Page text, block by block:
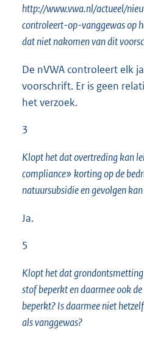
http://www.vwa.nl/actueel/
controleert-op-vanggewas op
dat niet nakomen van dit
De nVWA controleert elk
voorschrift. Er is geen
het verzoek.
3
Klopt het dat overtreding kan
compliance» korting op de
natuursubsidie en gevolgen
Ja.
5
Klopt het dat
stof beperkt en daarmee ook
beperkt? Is daarmee niet
als vanggewas?